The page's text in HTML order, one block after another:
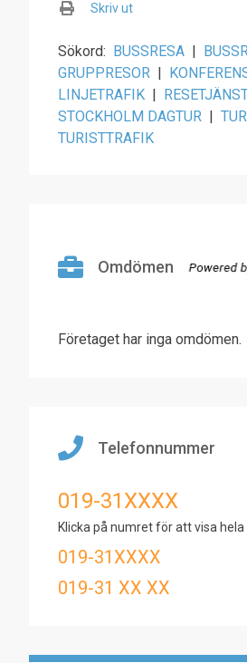
Skriv ut
Sökord: BUSSRESA |
GRUPPRESOR |
LINJETRAFIK |
STOCKHOLM DAGTUR |
TURISTTRAFIK
Omdömen
Företaget har inga omdömen.
Telefonnummer
019-31XXXX
Klicka på numret för att visa hela
019-31XXXX
019-31 XX XX